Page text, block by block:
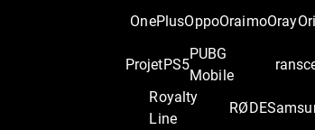
OnePlusOppoOraimoOray
ProjetPS5
PUBG
Mobile
Royalty
Line
RØDE